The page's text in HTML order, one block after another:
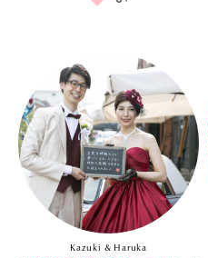
Kazuki & Haruka